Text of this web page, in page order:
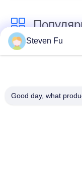
стальная
конструкция
Steven Fu
Good day, what